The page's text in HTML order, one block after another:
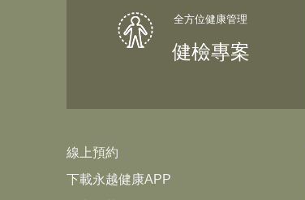
健檢專案
線上預約
下載永越健康APP